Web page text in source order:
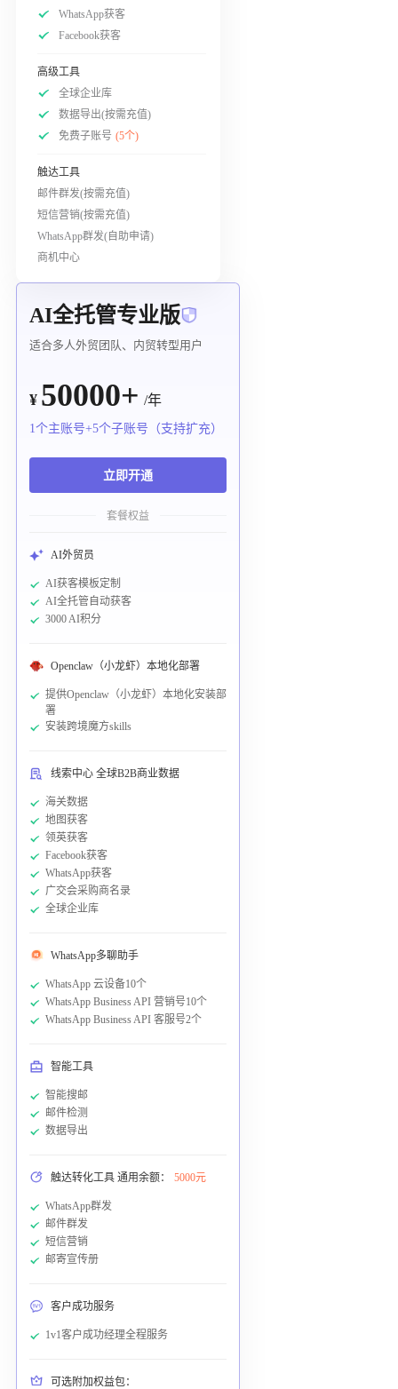
WhatsApp获客
Facebook获客
高级工具
全球企业库
数据导出(按需充值)
免费子账号 (5个)
触达工具
邮件群发(按需充值)
短信营销(按需充值)
WhatsApp群发(自助申请)
商机中心
AI全托管专业版
适合多人外贸团队、内贸转型用户
¥ 50000+ /年
1个主账号+5个子账号（支持扩充）
立即开通
套餐权益
AI外贸员
AI获客模板定制
AI全托管自动获客
3000 AI积分
Openclaw（小龙虾）本地化部署
提供Openclaw（小龙虾）本地化安装部
署
安装跨境魔方skills
线索中心 全球B2B商业数据
海关数据
地图获客
领英获客
Facebook获客
WhatsApp获客
广交会采购商名录
全球企业库
WhatsApp多聊助手
WhatsApp 云设备10个
WhatsApp Business API 营销号10个
WhatsApp Business API 客服号2个
智能工具
智能搜邮
邮件检测
数据导出
触达转化工具 通用余额： 5000元
WhatsApp群发
邮件群发
短信营销
邮寄宣传册
客户成功服务
1v1客户成功经理全程服务
可选附加权益包：